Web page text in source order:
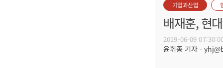
기업과산업
배재훈, 현
2019-06-09
윤휘종 기자 -